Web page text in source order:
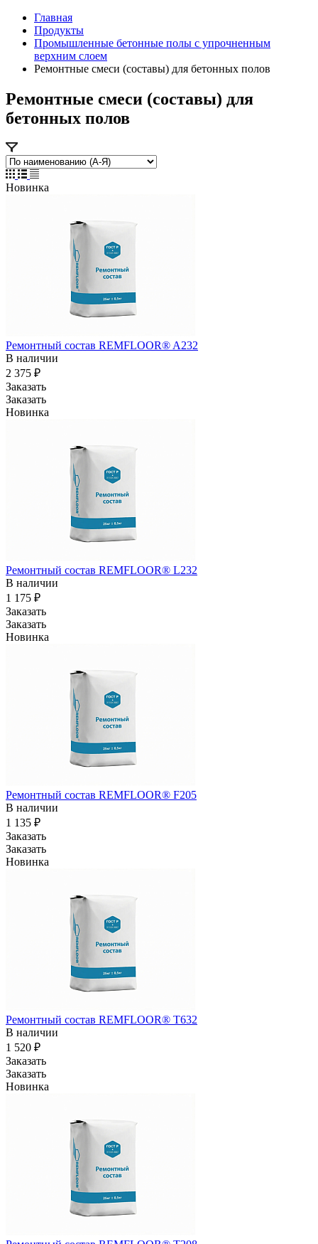
Главная
Продукты
Промышленные бетонные полы с упрочненным
верхним слоем
Ремонтные смеси (составы) для бетонных полов
Ремонтные смеси (составы) для
бетонных полов
Новинка
Ремонтный состав REMFLOOR® A232
В наличии
2 375 ₽
Заказать
Заказать
Новинка
Ремонтный состав REMFLOOR® L232
В наличии
1 175 ₽
Заказать
Заказать
Новинка
Ремонтный состав REMFLOOR® F205
В наличии
1 135 ₽
Заказать
Заказать
Новинка
Ремонтный состав REMFLOOR® T632
В наличии
1 520 ₽
Заказать
Заказать
Новинка